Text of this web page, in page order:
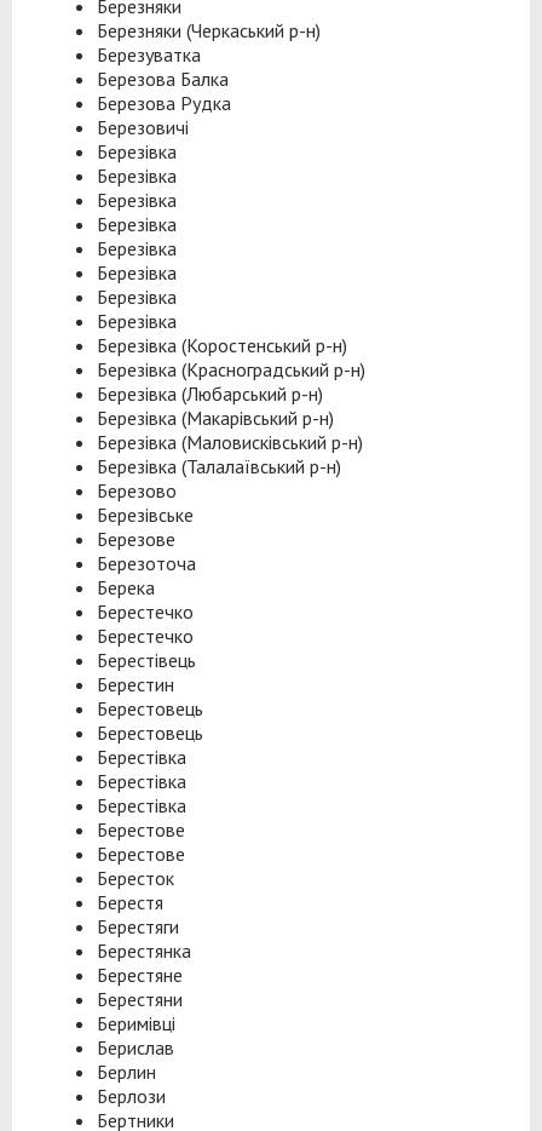
Березняки
Березняки (Черкаський р-н)
Березуватка
Березова Балка
Березова Рудка
Березовичі
Березівка
Березівка
Березівка
Березівка
Березівка
Березівка
Березівка
Березівка
Березівка (Коростенський р-н)
Березівка (Красноградський р-н)
Березівка (Любарський р-н)
Березівка (Макарівський р-н)
Березівка (Маловисківський р-н)
Березівка (Талалаївський р-н)
Березово
Березівське
Березове
Березоточа
Берека
Берестечко
Берестечко
Берестівець
Берестин
Берестовець
Берестовець
Берестівка
Берестівка
Берестівка
Берестове
Берестове
Бересток
Берестя
Берестяги
Берестянка
Берестяне
Берестяни
Беримівці
Берислав
Берлин
Берлози
Бертники